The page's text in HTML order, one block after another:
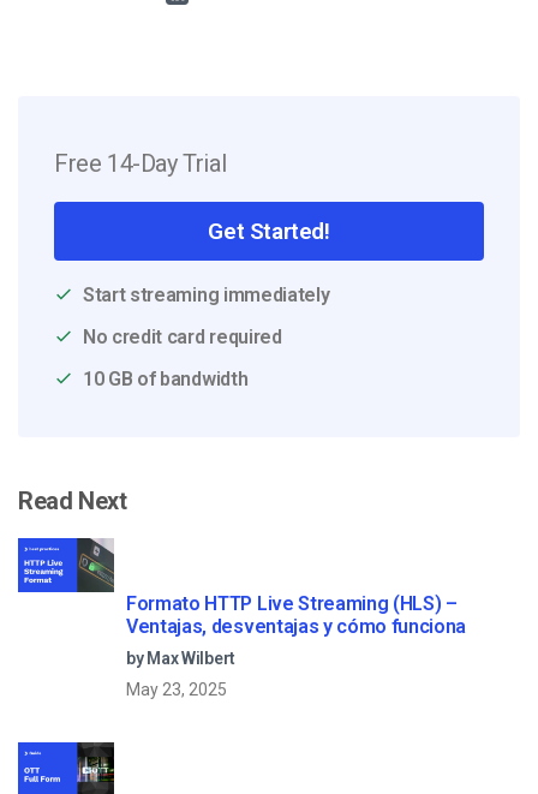
Free 14-Day Trial
Get Started!
Start streaming immediately
No credit card required
10 GB of bandwidth
Read Next
Formato HTTP Live Streaming (HLS) –
Ventajas, desventajas y cómo funciona
by Max Wilbert
May 23, 2025